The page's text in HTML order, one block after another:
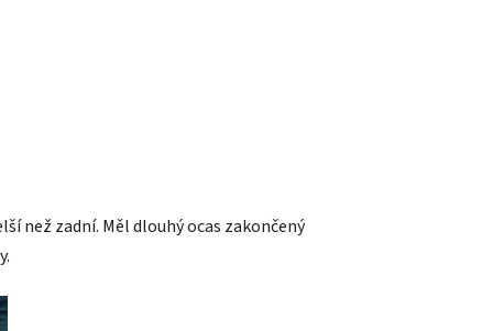
než zadní. Měl dlouhý ocas zakončený